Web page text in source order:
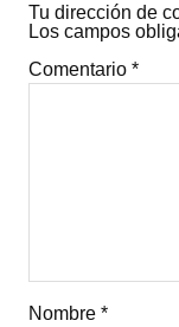
Tu dirección de
Los campos
Comentario *
Nombre *